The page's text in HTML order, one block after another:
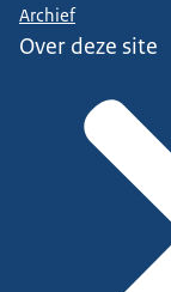
Archief
Over deze site